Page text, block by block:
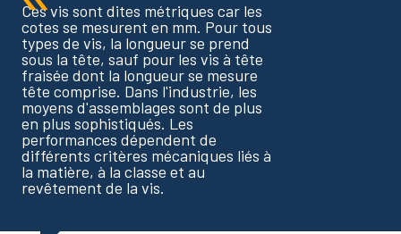
Ces vis sont dites métriques car les
cotes se mesurent en mm. Pour tous
types de vis, la longueur se prend
sous la tête, sauf pour les vis à tête
fraisée dont la longueur se mesure
tête comprise. Dans l'industrie, les
moyens d'assemblages sont de plus
en plus sophistiqués. Les
performances dépendent de
différents critères mécaniques liés à
la matière, à la classe et au
revêtement de la vis.